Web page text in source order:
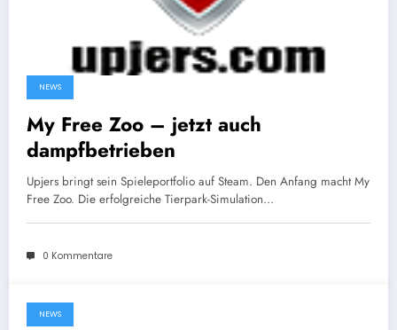
NEWS
My Free Zoo – jetzt auch
dampfbetrieben
Upjers bringt sein Spieleportfolio auf Steam. Den Anfang macht My
Free Zoo. Die erfolgreiche Tierpark-Simulation…
0 Kommentare
16. November 2017
NEWS